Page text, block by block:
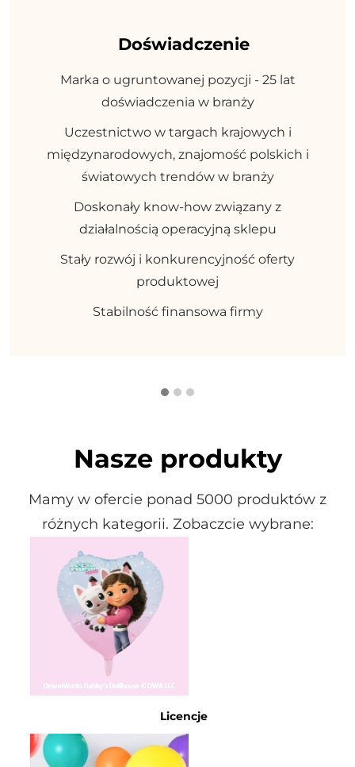
Doświadczenie
Marka o ugruntowanej pozycji - 25 lat
doświadczenia w branży
Uczestnictwo w targach krajowych i
międzynarodowych, znajomość polskich i
światowych trendów w branży
Doskonały know-how związany z
działalnością operacyjną sklepu
Stały rozwój i konkurencyjność oferty
produktowej
Stabilność finansowa firmy
Nasze produkty
Mamy w ofercie ponad 5000 produktów z
różnych kategorii. Zobaczcie wybrane:
Licencje